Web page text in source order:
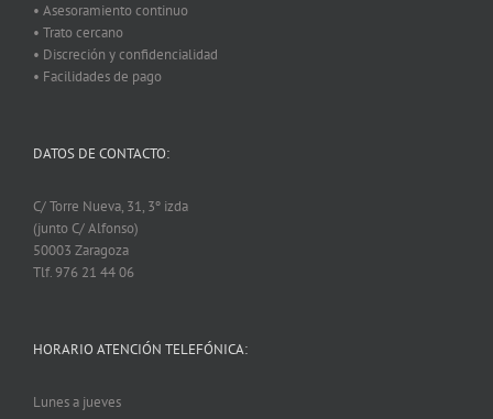
• Asesoramiento continuo
• Trato cercano
• Discreción y confidencialidad
• Facilidades de pago
DATOS DE CONTACTO:
C/ Torre Nueva, 31, 3º izda
(junto C/ Alfonso)
50003 Zaragoza
Tlf. 976 21 44 06
HORARIO ATENCIÓN TELEFÓNICA:
Lunes a jueves